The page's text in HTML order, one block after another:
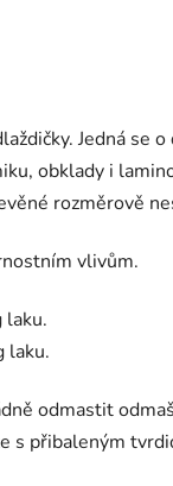
Jedná se
obklady i
rozměrově
vlivům.
laku.
laku.
odmastit
s přibaleným